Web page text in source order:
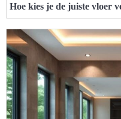
Hoe kies je de juiste vloer